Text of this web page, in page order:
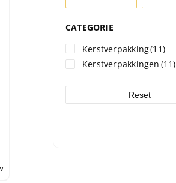
CATEGORIE
Kerstverpakking(11)
Kerstverpakkingen (11)
Reset